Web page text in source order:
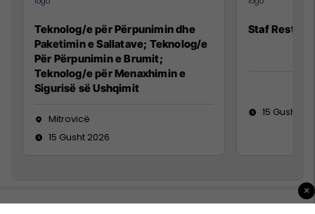
Teknolog/e për Përpunimin dhe
Paketimin e Sallatave; Teknolog/e
Për Përpunimin e Brumit;
Teknolog/e për Menaxhimin e
Sigurisë së Ushqimit
Mitrovicë
15 Gusht 2026
Staf
15 Gusht
×